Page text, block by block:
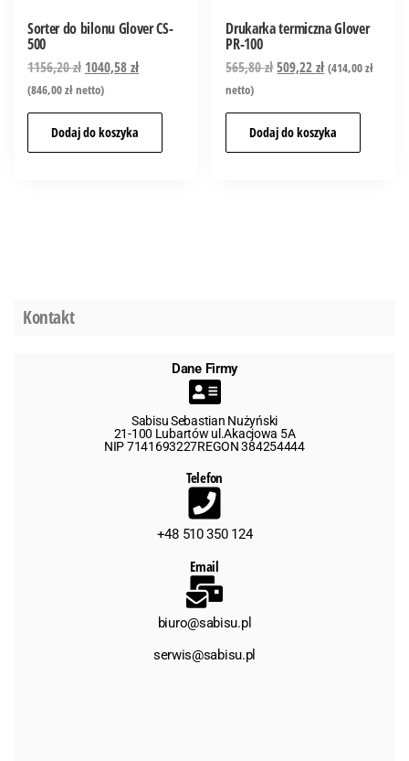
Sorter do bilonu Glover CS-
500
1156,20zł 1040,58zł
(846,00złnetto)
Dodaj do koszyka
Drukarka termiczna Glover
PR-100
565,80zł509,22zł (414,00zł
netto)
Dodaj do koszyka
Kontakt
Dane Firmy
Sabisu Sebastian Nużyński
21-100 Lubartów ul.Akacjowa 5A
NIP 7141693227REGON 384254444
Telefon
+48 510 350 124
Email
biuro@sabisu.pl
serwis@sabisu.pl